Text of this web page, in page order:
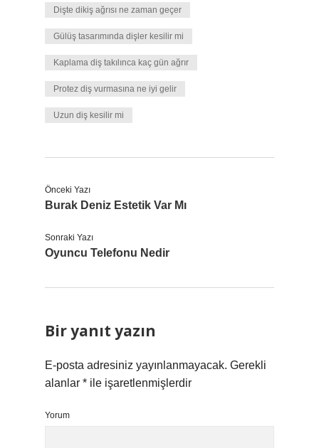
Dişte dikiş ağrısı ne zaman geçer
Gülüş tasarımında dişler kesilir mi
Kaplama diş takılınca kaç gün ağrır
Protez diş vurmasına ne iyi gelir
Uzun diş kesilir mi
Önceki Yazı
Burak Deniz Estetik Var Mı
Sonraki Yazı
Oyuncu Telefonu Nedir
Bir yanıt yazın
E-posta adresiniz yayınlanmayacak. Gerekli
alanlar * ile işaretlenmişlerdir
Yorum